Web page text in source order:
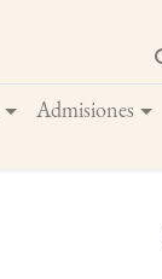
Admisiones